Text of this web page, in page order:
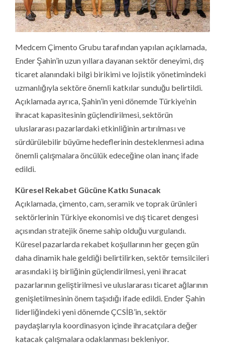
Medcem Çimento Grubu tarafından yapılan açıklamada,
Ender Şahin’in uzun yıllara dayanan sektör deneyimi, dış
ticaret alanındaki bilgi birikimi ve lojistik yönetimindeki
uzmanlığıyla sektöre önemli katkılar sunduğu belirtildi.
Açıklamada ayrıca, Şahin’in yeni dönemde Türkiye’nin
ihracat kapasitesinin güçlendirilmesi, sektörün
uluslararası pazarlardaki etkinliğinin artırılması ve
sürdürülebilir büyüme hedeflerinin desteklenmesi adına
önemli çalışmalara öncülük edeceğine olan inanç ifade
edildi.
Küresel Rekabet Gücüne Katkı Sunacak
Açıklamada, çimento, cam, seramik ve toprak ürünleri
sektörlerinin Türkiye ekonomisi ve dış ticaret dengesi
açısından stratejik öneme sahip olduğu vurgulandı.
Küresel pazarlarda rekabet koşullarının her geçen gün
daha dinamik hale geldiği belirtilirken, sektör temsilcileri
arasındaki iş birliğinin güçlendirilmesi, yeni ihracat
pazarlarının geliştirilmesi ve uluslararası ticaret ağlarının
genişletilmesinin önem taşıdığı ifade edildi. Ender Şahin
liderliğindeki yeni dönemde ÇCSİB’in, sektör
paydaşlarıyla koordinasyon içinde ihracatçılara değer
katacak çalışmalara odaklanması bekleniyor.